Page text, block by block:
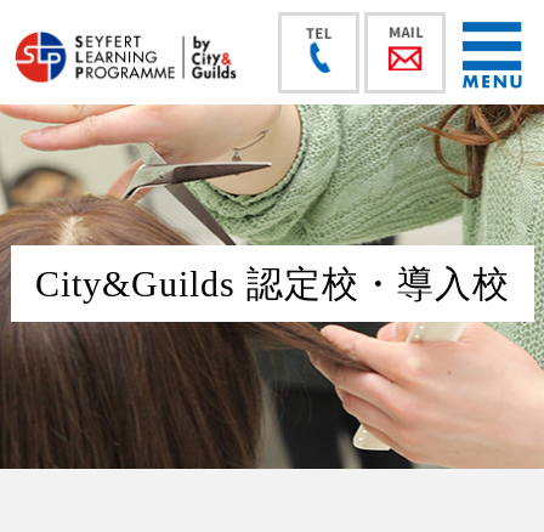
City&Guilds 認定校・導入校